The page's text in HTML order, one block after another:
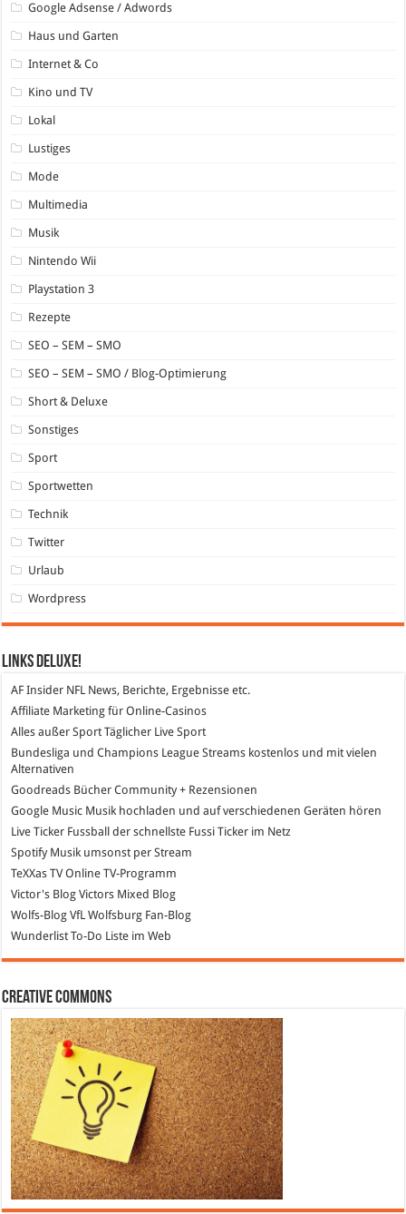
Google Adsense / Adwords
Haus und Garten
Internet & Co
Kino und TV
Lokal
Lustiges
Mode
Multimedia
Musik
Nintendo Wii
Playstation 3
Rezepte
SEO – SEM – SMO
SEO – SEM – SMO / Blog-Optimierung
Short & Deluxe
Sonstiges
Sport
Sportwetten
Technik
Twitter
Urlaub
Wordpress
Links DeLuXe!
AF Insider NFL News, Berichte, Ergebnisse etc.
Affiliate Marketing für Online-Casinos
Alles außer Sport Täglicher Live Sport
Bundesliga und Champions League Streams kostenlos und mit vielen
Alternativen
Goodreads Bücher Community + Rezensionen
Google Music Musik hochladen und auf verschiedenen Geräten hören
Live Ticker Fussball
der schnellste Fussi Ticker im Netz
SpotifyMusik umsonst per Stream
TeXXas TVOnline TV-Programm
Victor's Blog Victors Mixed Blog
Wolfs-Blog VfL Wolfsburg Fan-Blog
Wunderlist To-Do Liste im Web
Creative Commons